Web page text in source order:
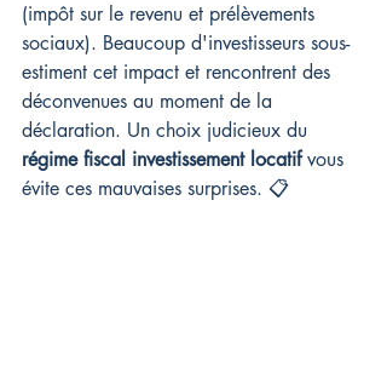
(impôt sur le revenu et prélèvements
sociaux). Beaucoup d'investisseurs sous-
estiment cet impact et rencontrent des
déconvenues au moment de la
déclaration. Un choix judicieux du
régime fiscal investissement locatif vous
évite ces mauvaises surprises. 📋